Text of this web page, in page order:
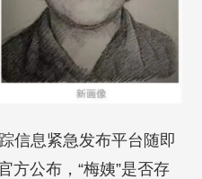
信息紧急发布平台随即
方公布，“梅姨”是否存